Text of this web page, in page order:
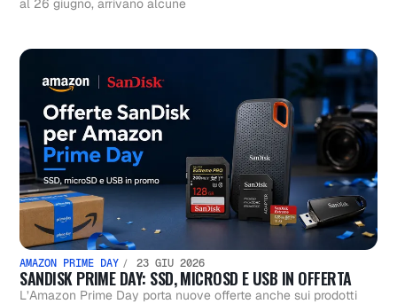
al 26 giugno, arrivano alcune
AMAZON PRIME DAY 23 GIU 2026
SANDISK PRIME DAY: SSD, MICROSD E USB IN OFFERTA
L’Amazon Prime Day porta nuove offerte anche sui prodotti